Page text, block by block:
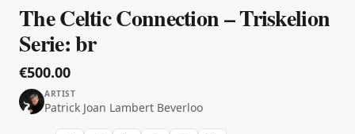
The Celtic Connection – Triskelion
Serie: br
€500.00
ARTIST
Patrick Joan Lambert Beverloo